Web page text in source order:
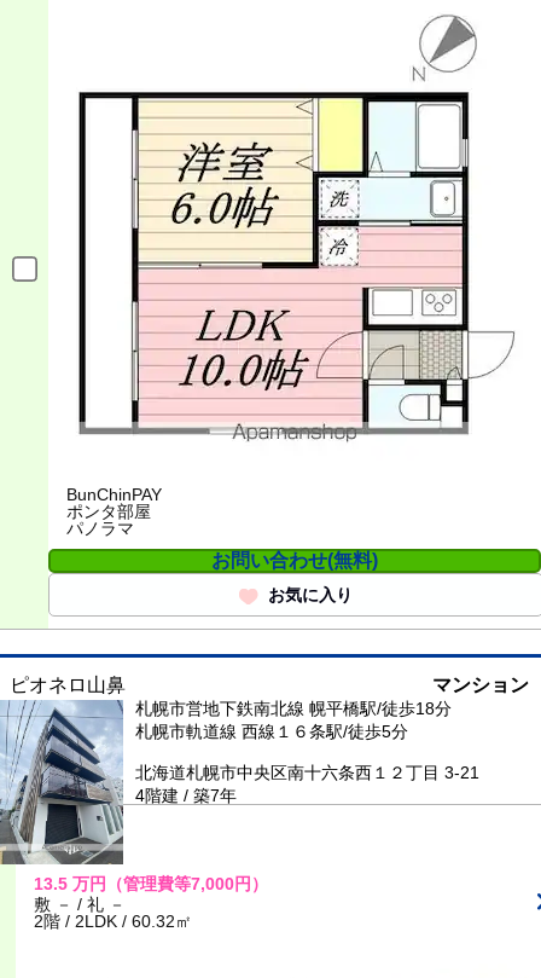
BunChinPAY
ポンタ部屋
パノラマ
お問い合わせ(無料)
お気に入り
ピオネロ山鼻 マンション
札幌市営地下鉄南北線 幌平橋駅/徒歩18分
札幌市軌道線 西線１６条駅/徒歩5分
北海道札幌市中央区南十六条西１２丁目 3-21
4階建 / 築7年
13.5 万円
（管理費等7,000円）
敷 － / 礼 －
2階 / 2LDK / 60.32㎡